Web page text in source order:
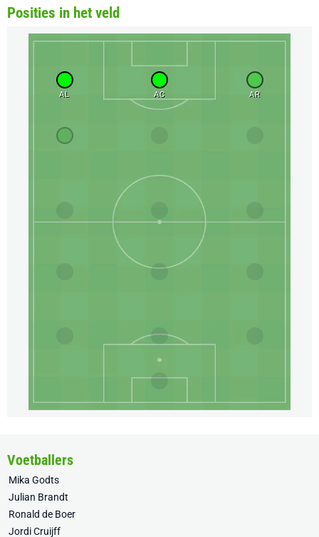
Posities in het veld
AL AC AR
Voetballers
Mika Godts
Julian Brandt
Ronald de Boer
Jordi Cruijff